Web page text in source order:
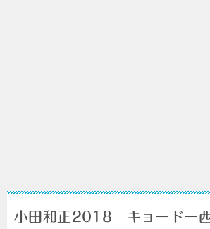
小田和正2018 キョードー